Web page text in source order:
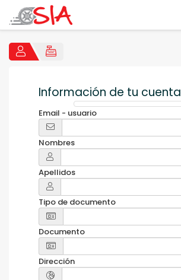
Información de tu cuenta
Email - usuario
Nombres
Apellidos
Tipo de documento
Documento
Dirección